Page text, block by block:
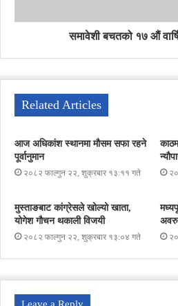
समावेशी बचतको १७ औं
Related Articles
आज अधिकांश स्थानमा मौसम सफा रहने
पूर्वानुमान
२०८२ फाल्गुन २२, शुक्रबार १३:११ गते
मुस्ताङबाट कांग्रेसले खोल्यो खाता,
योगेश गौचन थकाली विजयी
२०८२ फाल्गुन २२, शुक्रबार १३:०४ गते